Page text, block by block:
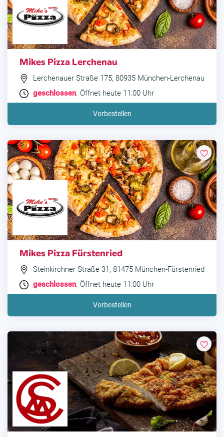
Mikes Pizza Lerchenau
Lerchenauer Straße 175, 80935 München-Lerchenau
geschlossen. Öffnet heute 11:00 Uhr
Vorbestellen
Mikes Pizza Fürstenried
Steinkirchner Straße 31, 81475 München-Fürstenried
geschlossen. Öffnet heute 11:00 Uhr
Vorbestellen